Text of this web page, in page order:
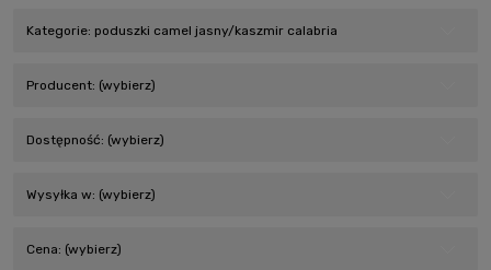
Kategorie: poduszki camel jasny/kaszmir calabria
Producent: (wybierz)
Dostępność: (wybierz)
Wysyłka w: (wybierz)
Cena: (wybierz)